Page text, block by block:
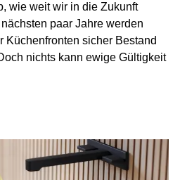
wie weit wir in die Zukunft
paar Jahre werden
Küchenfronten sicher Bestand
nichts kann ewige Gültigkeit